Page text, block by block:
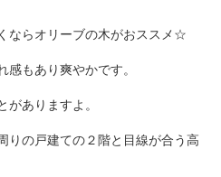
ならオリーブの木がおススメ☆
もあり爽やかです。
がありますよ。
りの戸建ての２階と目線が合う高